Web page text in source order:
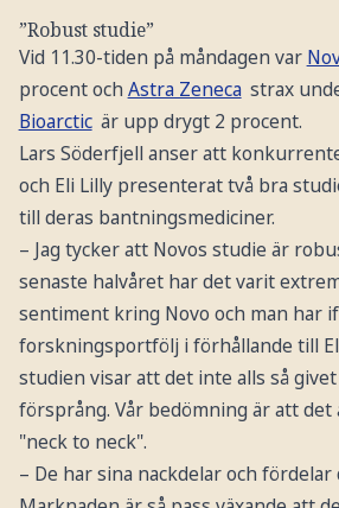
”Robust studie”
Vid 11.30-tiden på måndagen var
procent och Astra Zeneca strax
Bioarctic är upp drygt 2 procent.
Lars Söderfjell anser att
och Eli Lilly presenterat två bra
till deras bantningsmediciner.
– Jag tycker att Novos studie är
senaste halvåret har det varit
sentiment kring Novo och man har
forskningsportfölj i förhållande till
studien visar att det inte alls så
försprång. Vår bedömning är att det
"neck to neck".
– De har sina nackdelar och fördelar